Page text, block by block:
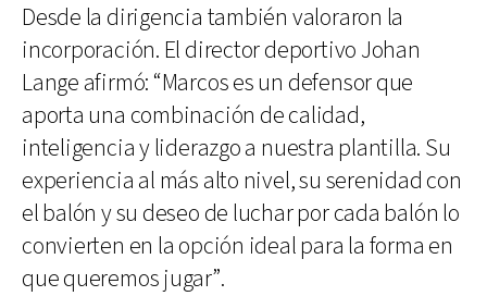
Desde la dirigencia también valoraron la
incorporación. El director deportivo Johan
Lange afirmó: “Marcos es un defensor que
aporta una combinación de calidad,
inteligencia y liderazgo a nuestra plantilla. Su
experiencia al más alto nivel, su serenidad con
el balón y su deseo de luchar por cada balón lo
convierten en la opción ideal para la forma en
que queremos jugar”.